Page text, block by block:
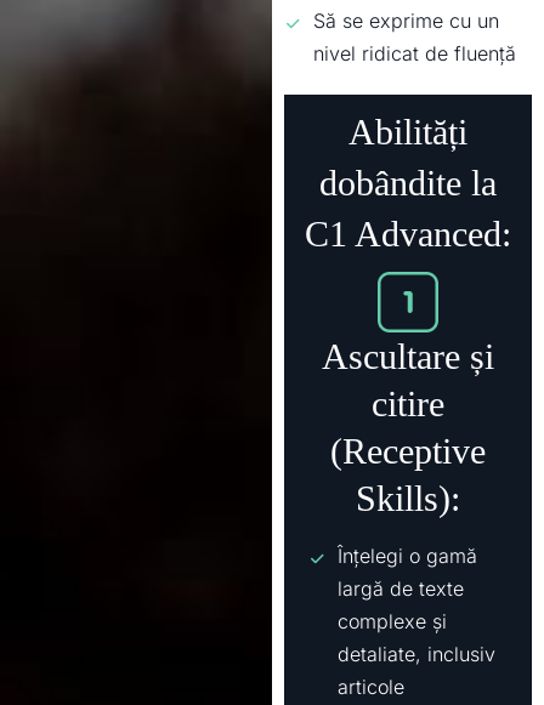
Să se exprime cu un
nivel ridicat de fluență
Abilități
dobândite la
C1 Advanced:
Ascultare și
citire
(Receptive
Skills):
Înțelegi o gamă
largă de texte
complexe și
detaliate, inclusiv
articole